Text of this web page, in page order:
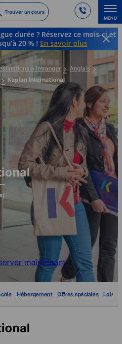
Trouver un cours
MENU
durée ? Réservez ce mois-ci et
20 % ! En savoir plus
à l’étranger
Anglais
Kaplan International
maintenant
Hébergement Offres spéciales Loisirs